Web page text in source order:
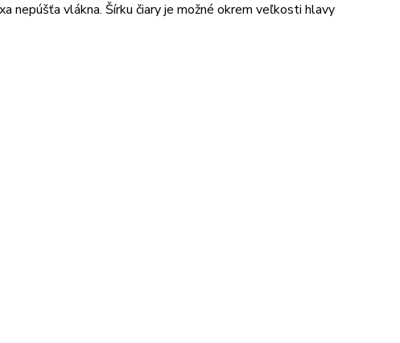
nepúšťa vlákna. Šírku čiary je možné okrem veľkosti hlavy